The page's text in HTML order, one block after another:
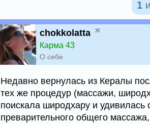
1
chokkolatta ж
Карма 43
О себе
Недавно вернулась из Кералы
тех же процедур (массажи,
поискала широдхару и удивилась
преварительного общего